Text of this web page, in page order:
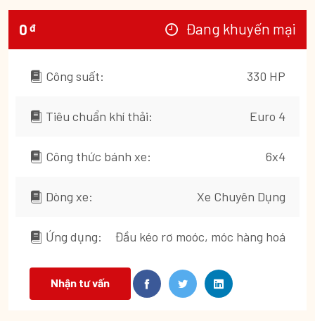
0 đ Đang khuyến mại
Công suất: 330 HP
Tiêu chuẩn khí thải: Euro 4
Công thức bánh xe: 6x4
Dòng xe: Xe Chuyên Dụng
Ứng dụng: Đầu kéo rơ moóc, móc hàng hoá
Nhận tư vấn